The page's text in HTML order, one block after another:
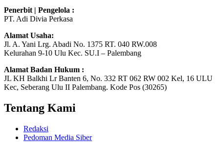
Penerbit | Pengelola :
PT. Adi Divia Perkasa
Alamat Usaha:
Jl. A. Yani Lrg. Abadi No. 1375 RT. 040 RW.008
Kelurahan 9-10 Ulu Kec. SU.I – Palembang
Alamat Badan Hukum :
JL KH Balkhi Lr Banten 6, No. 332 RT 062 RW 002 Kel, 16 ULU
Kec, Seberang Ulu II Palembang. Kode Pos (30265)
Tentang Kami
Redaksi
Pedoman Media Siber